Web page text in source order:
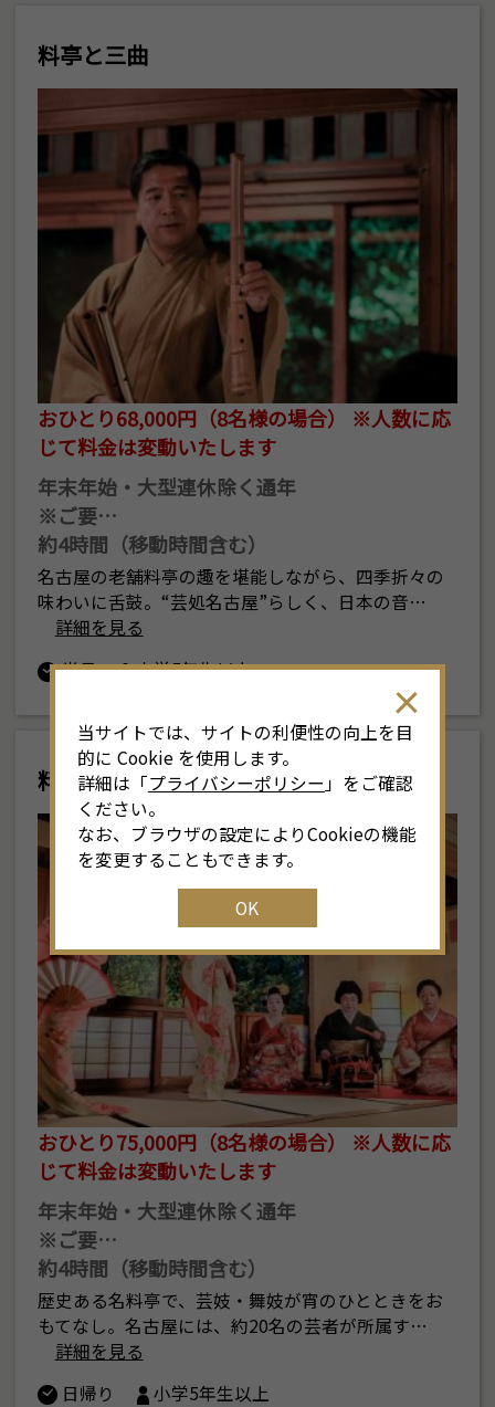
料亭と三曲
おひとり68,000円（8名様の場合） ※人数に応
じて料金は変動いたします
年末年始・大型連休除く通年
※ご要…
約4時間（移動時間含む）
名古屋の老舗料亭の趣を堪能しながら、四季折々の
味わいに舌鼓。“芸処名古屋”らしく、日本の音…
詳細を見る
半日 小学5年生以上
料亭と芸者
おひとり75,000円（8名様の場合） ※人数に応
じて料金は変動いたします
年末年始・大型連休除く通年
※ご要…
約4時間（移動時間含む）
歴史ある名料亭で、芸妓・舞妓が宵のひとときをお
もてなし。名古屋には、約20名の芸者が所属す…
詳細を見る
日帰り
小学5年生以上
当サイトでは、サイトの利便性の向上を目
的に Cookie を使用します。
詳細は「プライバシーポリシー 」をご確認
ください。
なお、ブラウザの設定によりCookieの機能
を変更することもできます。
OK